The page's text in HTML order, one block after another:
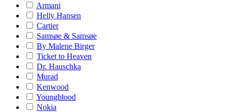
Armani
Helly Hansen
Cartier
Samsøe & Samsøe
By Malene Birger
Ticket to Heaven
Dr. Hauschka
Murad
Kenwood
Youngblood
Nokia